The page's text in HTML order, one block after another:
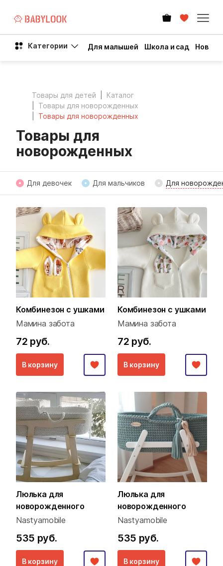
Категории Для малышей Школа и сад Новый
Товары для детей
Каталог
Товары для новорожденных
Товары для новорожденных
Товары для
новорожденных
Для девочек Для мальчиков Для
Комбинезон с ушками
Мамина забота
72 руб.
В корзину
Комбинезон с ушками
Мамина забота
72 руб.
В корзину
Люлька для
новорожденного
Nastyamobile
535 руб.
В корзину
Люлька для
новорожденного
Nastyamobile
535 руб.
В корзину